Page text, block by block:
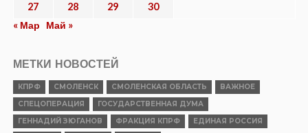
27 28 29
30
« Мар
Май »
МЕТКИ НОВОСТЕЙ
КПРФ СМОЛЕНСК СМОЛЕНСКАЯ ОБЛАСТЬ
ВАЖНОЕ
СПЕЦОПЕРАЦИЯ
ГОСУДАРСТВЕННАЯ ДУМА
ГЕННАДИЙ ЗЮГАНОВ
ФРАКЦИЯ КПРФ
ЕДИНАЯ РОССИЯ